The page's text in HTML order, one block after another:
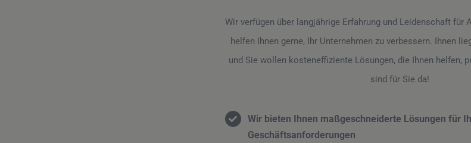
Wir verfügen über langjährige Erfahrung und Leidenschaft für
helfen Ihnen gerne, Ihr Unternehmen zu verbessern. Ihnen
und Sie wollen kosteneffiziente Lösungen, die Ihnen helfen,
sind für Sie da!
Wir bieten Ihnen maßgeschneiderte Lösungen für
Geschäftsanforderungen